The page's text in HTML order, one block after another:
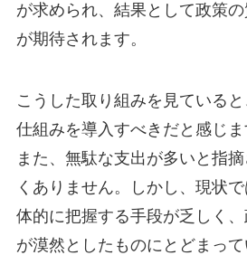
が求められ、結果として政策
が期待されます。
こうした取り組みを見ている
仕組みを導入すべきだと感じ
また、無駄な支出が多いと指
くありません。しかし、現状
体的に把握する手段が乏しく
が漠然としたものにとどまっ